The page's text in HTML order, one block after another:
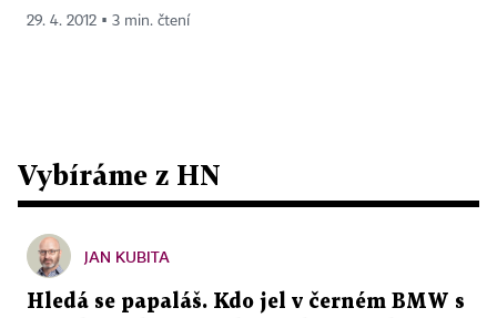
29. 4. 2012 ▪ 3 min. čtení
Vybíráme z HN
JAN KUBITA
Hledá se papaláš. Kdo jel v černém BMW s